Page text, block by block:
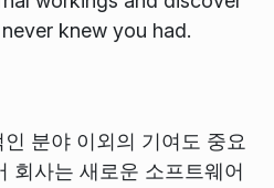
knew you had.
분야 이외의 기여도 중요
회사는 새로운 소프트웨어